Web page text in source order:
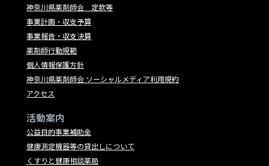
神奈川県薬剤師会 定款等
事業計画・収支予算
事業報告・収支決算
薬剤師行動規範
個人情報保護方針
神奈川県薬剤師会 ソーシャルメディア利用規約
アクセス
活動案内
公益目的事業補助金
健康測定機器等の貸出しについて
くすりと健康相談薬局